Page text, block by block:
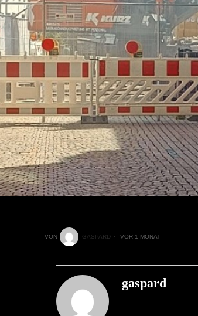
VON GASPARD VOR 1 MONAT
gaspard